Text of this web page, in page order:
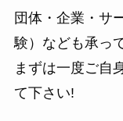
団体・企業・サ
験）なども承っ
まずは一度ご自
て下さい!